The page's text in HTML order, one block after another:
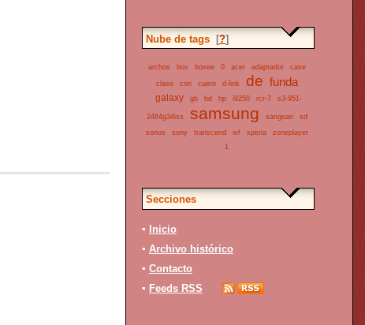
Nube de tags [?]
archos box boxee 0 acer adaptador case
clase con cuero d-link de funda
galaxy gb hd hp i9250 rcr-7 s3-951-
2464g34iss samsung sangean
sd
sonos
sony transcend wf xperia
zoneplayer
1
Secciones
▪
Inicio
▪ Archivo histórico
▪ Contacto
▪ Feeds RSS